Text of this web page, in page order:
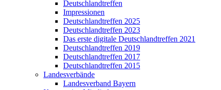
Deutschlandtreffen
Impressionen
Deutschlandtreffen 2025
Deutschlandtreffen 2023
Das erste digitale Deutschlandtreffen 2021
Deutschlandtreffen 2019
Deutschlandtreffen 2017
Deutschlandtreffen 2015
Landesverbände
Landesverband Bayern